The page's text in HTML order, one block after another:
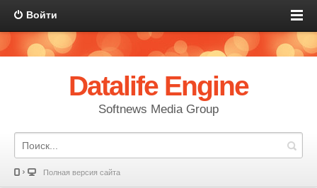
Войти
Datalife Engine
Softnews Media Group
Полная версия сайта